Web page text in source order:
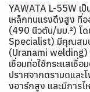
YAWATA L-55W เป็
เหล็กทนแรงดึงสูง ที่
(490 นิวตัน/มม.²) โ
Specialist) มีคุณสมบั
(Uranami welding)
เชื่อมท่อใช้กระแสเชื่
ปราศจากตรามดและ
งอาร์กสูง และมีการ